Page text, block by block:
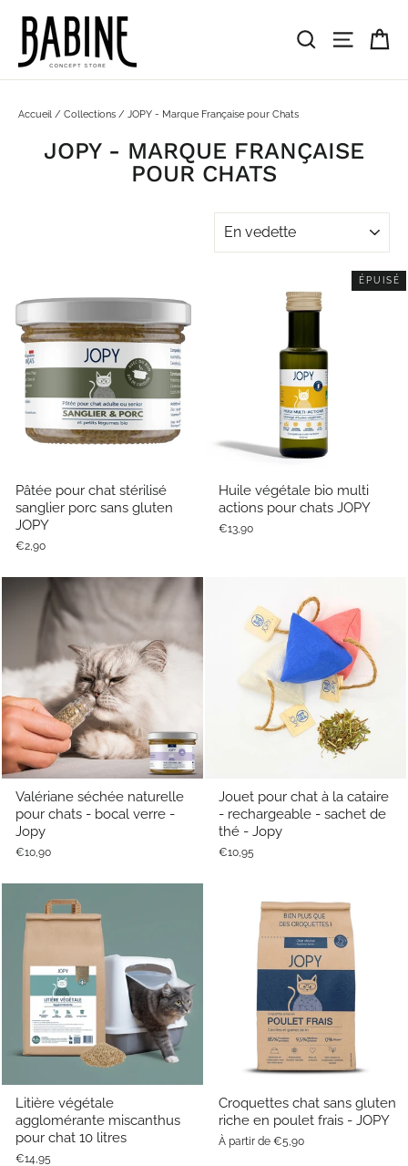
contenu
Rechercher
Accueil / Collections / JOPY - Marque Française pour Chats
JOPY - MARQUE FRANÇAISE
POUR CHATS
APPLIQUER
Pâtée pour chat stérilisé
sanglier porc sans gluten
JOPY
€2,90
ÉPUISÉ
Huile végétale bio multi
actions pour chats JOPY
€13,90
Valériane séchée naturelle
pour chats - bocal verre -
Jopy
€10,90
Jouet pour chat à la cataire
- rechargeable - sachet de
thé - Jopy
€10,95
Litière végétale
agglomérante miscanthus
pour chat 10 litres
€14,95
Croquettes chat sans gluten
riche en poulet frais - JOPY
À partir de €5,90